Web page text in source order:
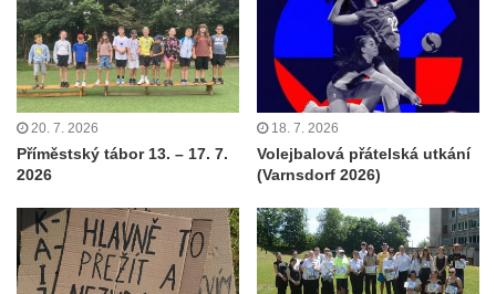
20. 7. 2026
Příměstský tábor 13. – 17. 7.
2026
18. 7. 2026
Volejbalová přátelská utkání
(Varnsdorf 2026)